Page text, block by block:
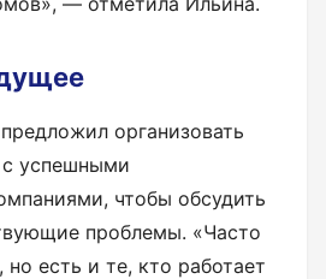
организовать
успешными
чтобы обсудить
проблемы. «Часто
есть и те, кто работает